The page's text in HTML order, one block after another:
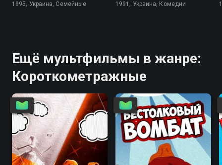
1995, Украина, Семейные 1991, Украина, Комедии
Ещё мультфильмы в жанре:
Короткометражные